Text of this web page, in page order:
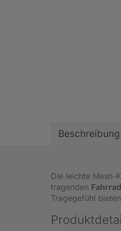
Beschreibung
Die leichte Mesh-
tragenden
Tragegefühl